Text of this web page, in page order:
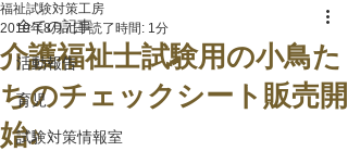
全ての記事
活動報告
育児
試験対策情報室
介護福祉士試験用の小鳥た
ちのチェックシート販売開
始♪
福祉試験対策工房
2019年8月7日 読了時間: 1分